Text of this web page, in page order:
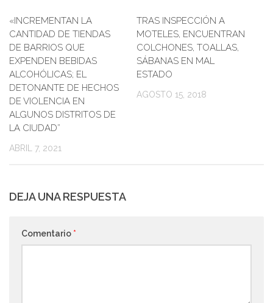
«INCREMENTAN LA
CANTIDAD DE TIENDAS
DE BARRIOS QUE
EXPENDEN BEBIDAS
ALCOHÓLICAS; EL
DETONANTE DE HECHOS
DE VIOLENCIA EN
ALGUNOS DISTRITOS DE
LA CIUDAD”
ABRIL 7, 2021
TRAS INSPECCIÓN A
MOTELES, ENCUENTRAN
COLCHONES, TOALLAS,
SÁBANAS EN MAL
ESTADO
AGOSTO 15, 2018
DEJA UNA RESPUESTA
Comentario *